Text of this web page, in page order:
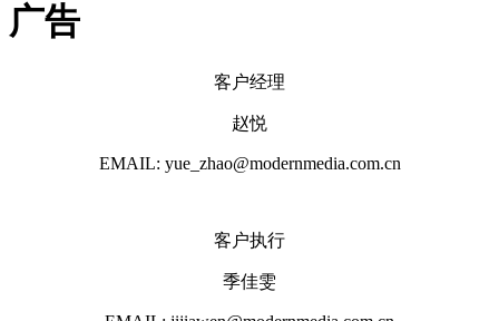
广告
客户经理
赵悦
EMAIL: yue_zhao@modernmedia.com.cn
客户执行
季佳雯